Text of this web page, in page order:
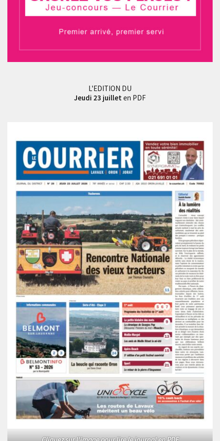
L'EDITION DU
Jeudi 23 juillet en PDF